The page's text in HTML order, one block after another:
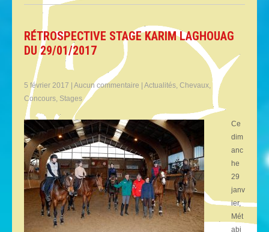
RÉTROSPECTIVE STAGE KARIM LAGHOUAG
DU 29/01/2017
5 février 2017 Aucun commentaire Actualités, Chevaux,
Concours, Stages
Ce
dim
anc
he
29
janv
ier,
Mét
abi